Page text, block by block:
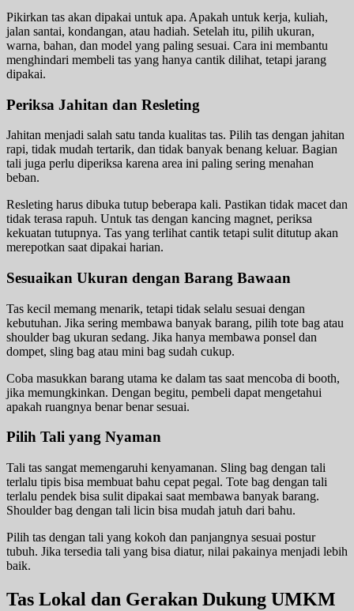
Pikirkan tas akan dipakai untuk apa. Apakah untuk kerja, kuliah,
jalan santai, kondangan, atau hadiah. Setelah itu, pilih ukuran,
warna, bahan, dan model yang paling sesuai. Cara ini membantu
menghindari membeli tas yang hanya cantik dilihat, tetapi jarang
dipakai.
Periksa Jahitan dan Resleting
Jahitan menjadi salah satu tanda kualitas tas. Pilih tas dengan jahitan
rapi, tidak mudah tertarik, dan tidak banyak benang keluar. Bagian
tali juga perlu diperiksa karena area ini paling sering menahan
beban.
Resleting harus dibuka tutup beberapa kali. Pastikan tidak macet dan
tidak terasa rapuh. Untuk tas dengan kancing magnet, periksa
kekuatan tutupnya. Tas yang terlihat cantik tetapi sulit ditutup akan
merepotkan saat dipakai harian.
Sesuaikan Ukuran dengan Barang Bawaan
Tas kecil memang menarik, tetapi tidak selalu sesuai dengan
kebutuhan. Jika sering membawa banyak barang, pilih tote bag atau
shoulder bag ukuran sedang. Jika hanya membawa ponsel dan
dompet, sling bag atau mini bag sudah cukup.
Coba masukkan barang utama ke dalam tas saat mencoba di booth,
jika memungkinkan. Dengan begitu, pembeli dapat mengetahui
apakah ruangnya benar benar sesuai.
Pilih Tali yang Nyaman
Tali tas sangat memengaruhi kenyamanan. Sling bag dengan tali
terlalu tipis bisa membuat bahu cepat pegal. Tote bag dengan tali
terlalu pendek bisa sulit dipakai saat membawa banyak barang.
Shoulder bag dengan tali licin bisa mudah jatuh dari bahu.
Pilih tas dengan tali yang kokoh dan panjangnya sesuai postur
tubuh. Jika tersedia tali yang bisa diatur, nilai pakainya menjadi lebih
baik.
Tas Lokal dan Gerakan Dukung UMKM